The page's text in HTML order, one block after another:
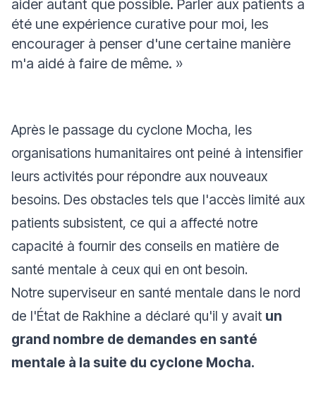
aider autant que possible. Parler aux patients a
été une expérience curative pour moi, les
encourager à penser d'une certaine manière
m'a aidé à faire de même. »
Après le passage du cyclone Mocha, les
organisations humanitaires ont peiné à intensifier
leurs activités pour répondre aux nouveaux
besoins. Des obstacles tels que l'accès limité aux
patients subsistent, ce qui a affecté notre
capacité à fournir des conseils en matière de
santé mentale à ceux qui en ont besoin.
Notre superviseur en santé mentale dans le nord
de l'État de Rakhine a déclaré qu'il y avait un
grand nombre de demandes en santé
mentale à la suite du cyclone Mocha.